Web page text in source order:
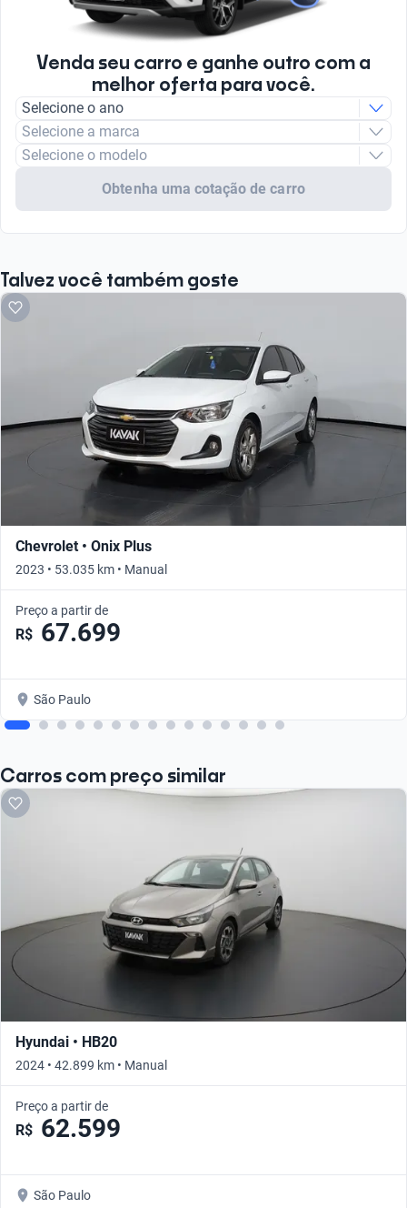
Flex
Tipo de Combustível
Combustão
Tipo de Veículo
Integração com Android Auto
FM/AM
Radio
Venda seu carro e ganhe outro com a
melhor oferta para você.
Selecione o ano
Selecione a marca
Selecione o modelo
Obtenha uma cotação de carro
Talvez você também goste
Chevrolet • Onix Plus
2023 • 53.035 km • Manual
Preço a partir de
R$ 67.699
São Paulo
Carros com preço similar
Hyundai • HB20
2024 • 42.899 km • Manual
Preço a partir de
R$ 62.599
São Paulo